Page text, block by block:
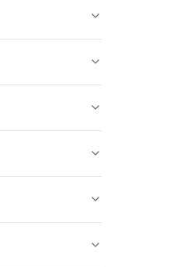
en Capadocia.
servicios de
recoger a
cómodo.